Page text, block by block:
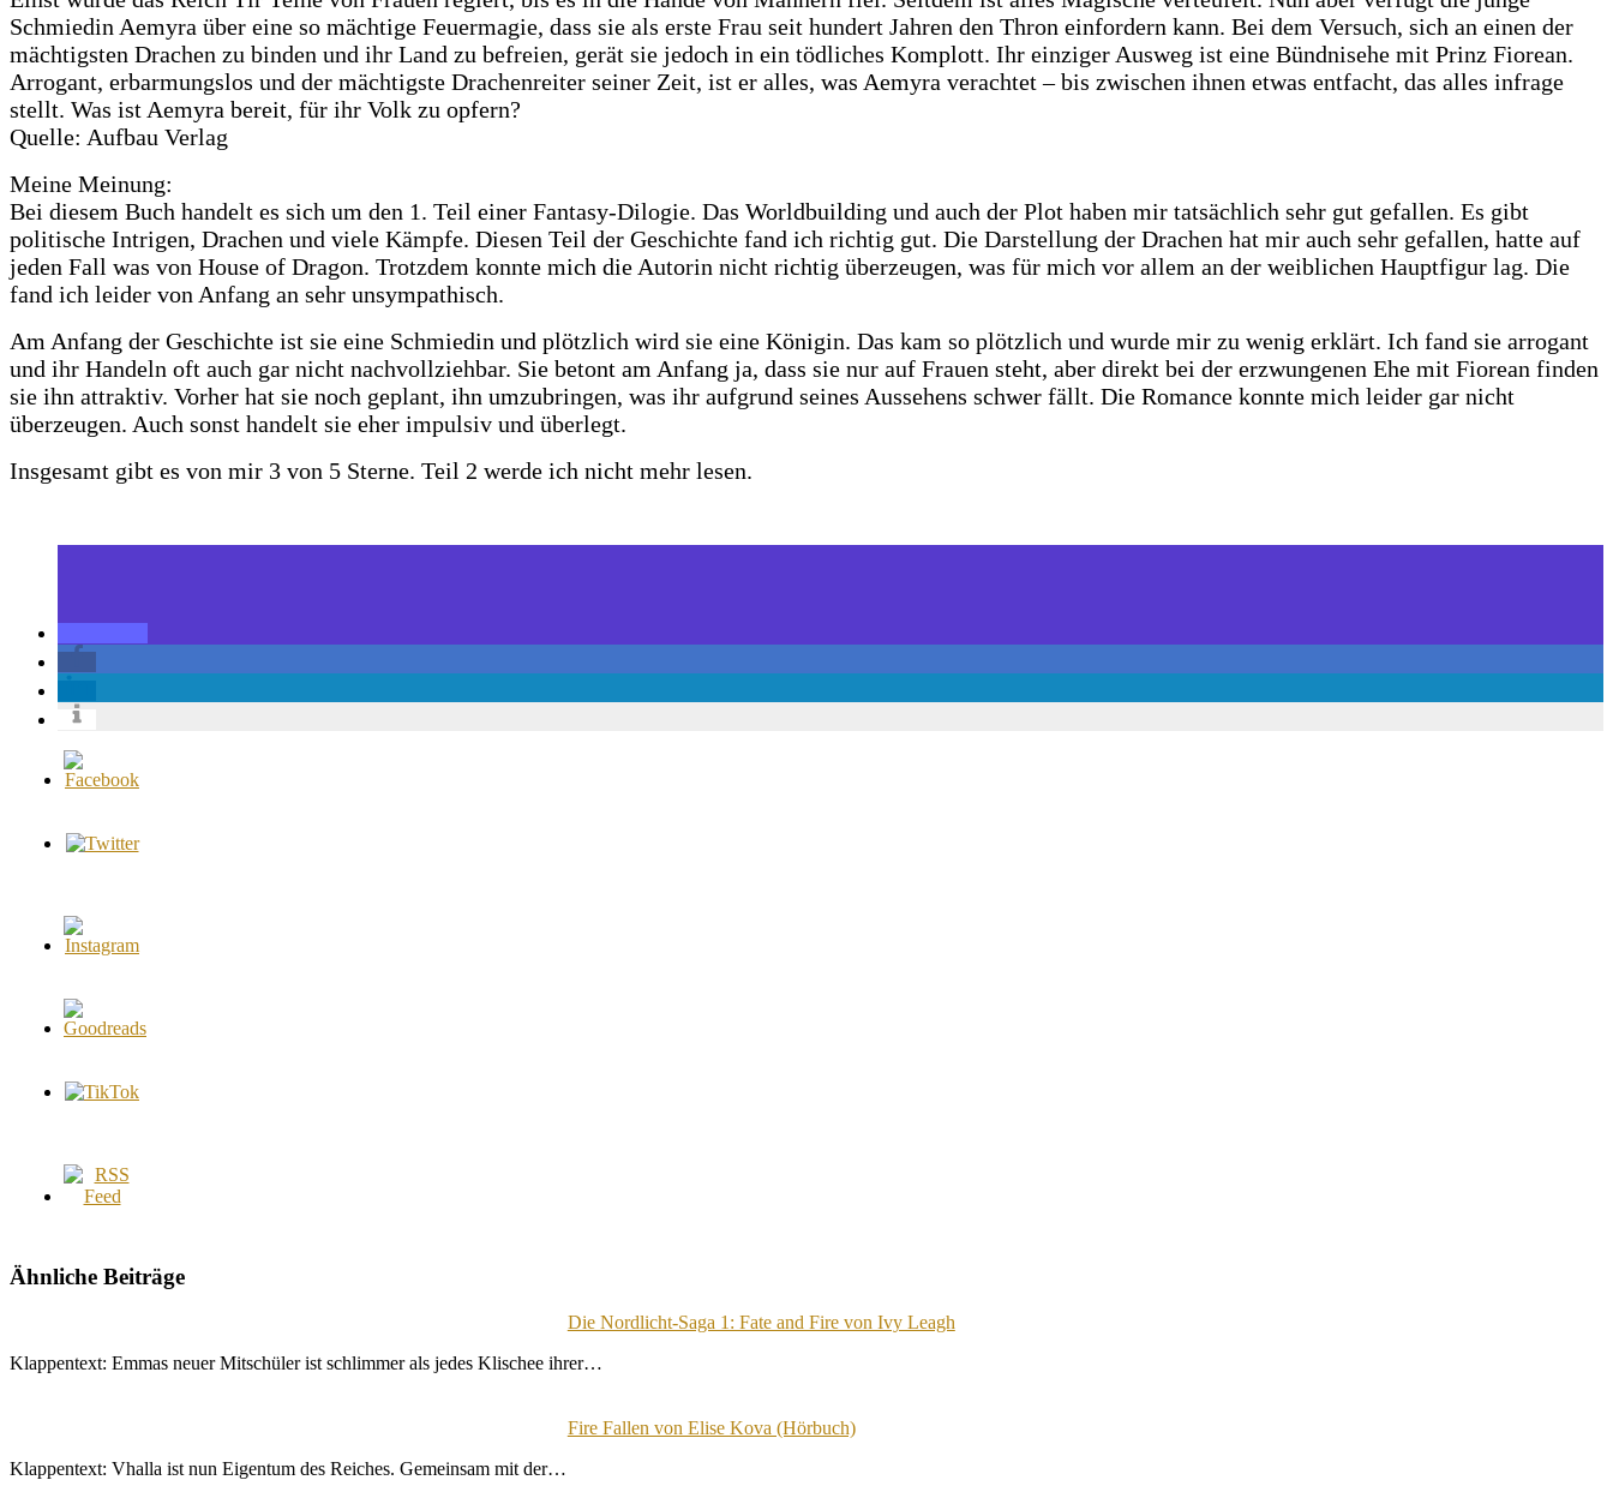
Schmiedin Aemyra über eine so mächtige Feuermagie, dass sie als erste Frau seit hundert Jahren den Thron einfordern kann. Bei dem Versuch, sich an einen der
mächtigsten Drachen zu binden und ihr Land zu befreien, gerät sie jedoch in ein tödliches Komplott. Ihr einziger Ausweg ist eine Bündnisehe mit Prinz Fiorean.
Arrogant, erbarmungslos und der mächtigste Drachenreiter seiner Zeit, ist er alles, was Aemyra verachtet – bis zwischen ihnen etwas entfacht, das alles infrage
stellt. Was ist Aemyra bereit, für ihr Volk zu opfern?
Quelle: Aufbau Verlag
Meine Meinung:
Bei diesem Buch handelt es sich um den 1. Teil einer Fantasy-Dilogie. Das Worldbuilding und auch der Plot haben mir tatsächlich sehr gut gefallen. Es gibt
politische Intrigen, Drachen und viele Kämpfe. Diesen Teil der Geschichte fand ich richtig gut. Die Darstellung der Drachen hat mir auch sehr gefallen, hatte auf
jeden Fall was von House of Dragon. Trotzdem konnte mich die Autorin nicht richtig überzeugen, was für mich vor allem an der weiblichen Hauptfigur lag. Die
fand ich leider von Anfang an sehr unsympathisch.
Am Anfang der Geschichte ist sie eine Schmiedin und plötzlich wird sie eine Königin. Das kam so plötzlich und wurde mir zu wenig erklärt. Ich fand sie arrogant
und ihr Handeln oft auch gar nicht nachvollziehbar. Sie betont am Anfang ja, dass sie nur auf Frauen steht, aber direkt bei der erzwungenen Ehe mit Fiorean finden
sie ihn attraktiv. Vorher hat sie noch geplant, ihn umzubringen, was ihr aufgrund seines Aussehens schwer fällt. Die Romance konnte mich leider gar nicht
überzeugen. Auch sonst handelt sie eher impulsiv und überlegt.
Insgesamt gibt es von mir 3 von 5 Sterne. Teil 2 werde ich nicht mehr lesen.
Ähnliche Beiträge
Die Nordlicht-Saga 1: Fate and Fire von Ivy Leagh
Klappentext: Emmas neuer Mitschüler ist schlimmer als jedes Klischee ihrer…
Fire Fallen von Elise Kova (Hörbuch)
Klappentext: Vhalla ist nun Eigentum des Reiches. Gemeinsam mit der…